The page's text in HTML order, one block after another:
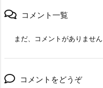
コメント一覧
まだ、コメントがありません
コメントをどうぞ